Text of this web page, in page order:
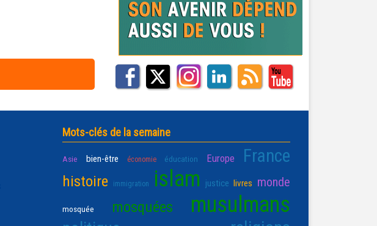
Mots-clés de la semaine
Asie bien-être économie éducation Europe France
histoire immigration islam justice livres monde
mosquée mosquées musulmans